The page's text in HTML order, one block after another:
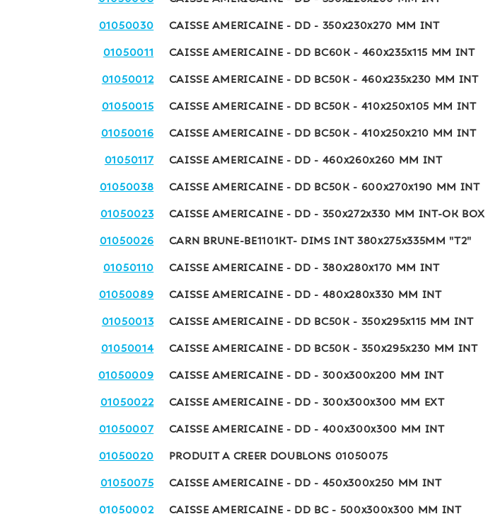
01050030 CAISSE AMERICAINE - DD - 350x230x270 MM INT
01050011 CAISSE AMERICAINE - DD BC60K - 460x235x115 MM INT
01050012 CAISSE AMERICAINE - DD BC50K - 460x235x230 MM INT
01050015 CAISSE AMERICAINE - DD BC50K - 410x250x105 MM INT
01050016 CAISSE AMERICAINE - DD BC50K - 410x250x210 MM INT
01050117 CAISSE AMERICAINE - DD - 460x260x260 MM INT
01050038 CAISSE AMERICAINE - DD BC50K - 600x270x190 MM INT
01050023 CAISSE AMERICAINE - DD - 350x272x330 MM INT-OK BOX
01050026 CARN BRUNE-BE1101KT- DIMS INT 380x275x335MM "T2"
01050110 CAISSE AMERICAINE - DD - 380x280x170 MM INT
01050089 CAISSE AMERICAINE - DD - 480x280x330 MM INT
01050013 CAISSE AMERICAINE - DD BC50K - 350x295x115 MM INT
01050014 CAISSE AMERICAINE - DD BC50K - 350x295x230 MM INT
01050009 CAISSE AMERICAINE - DD - 300x300x200 MM INT
01050022 CAISSE AMERICAINE - DD - 300x300x300 MM EXT
01050007 CAISSE AMERICAINE - DD - 400x300x300 MM INT
01050020 PRODUIT A CREER DOUBLONS 01050075
01050075 CAISSE AMERICAINE - DD - 450x300x250 MM INT
01050002 CAISSE AMERICAINE - DD BC - 500x300x300 MM INT